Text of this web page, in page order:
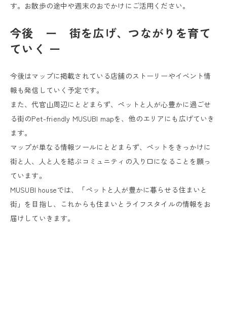
す。お散歩の途中や週末のおでかけにご活用ください。
今後 ー 街を広げ、つながりを育て
ていく ー
今後はマップに掲載されている店舗のストーリーやイベント情
報も発信していく予定です。
また、代官山周辺にとどまらず、ペットと人が心豊かに過ごせ
る街のPet-friendly MUSUBI mapを、他のエリアにも広げていき
ます。
マップが単なる情報ツールにとどまらず、ペットをきっかけに
街と人、人と人を結ぶコミュニティの入り口になることを願っ
ています。
MUSUBI houseでは、「ペットと人が豊かに暮らせる住まいと
街」を目指し、これからも住まいとライフスタイルの情報をお
届けしていきます。